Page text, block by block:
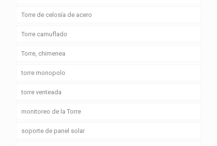
Torre de celosía de acero
Torre camuflado
Torre, chimenea
torre monopolo
torre venteada
monitoreo de la Torre
soporte de panel solar